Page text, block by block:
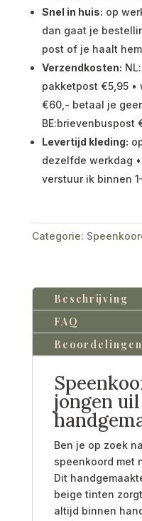
Snel in huis: op
dan gaat je
post of je haalt
Verzendkosten:
pakketpost €5,95 •
€60,- betaal je
BE:brievenbuspost
Levertijd kleding:
dezelfde werkdag
verstuur ik binnen
Categorie:
Beschrijving
FAQ
Beoordelingen
jongen
Ben je op zoek
speenkoord met
Dit
beige tinten
altijd binnen